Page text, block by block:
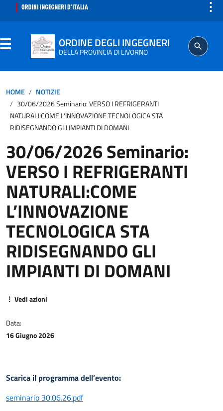
⋮
ORDINE DEGLI INGEGNERI
DELLA PROVINCIA DI LIVORNO
SEGRETERIA
PROFESSIONE
AGGIORNAMENTO PROFESSIONALE
HOME
NOTIZIE
30/06/2026 Seminario: VERSO I REFRIGERANTI
NATURALI:COME L’INNOVAZIONE TECNOLOGICA STA
RIDISEGNANDO GLI IMPIANTI DI DOMANI
30/06/2026 Seminario:
VERSO I REFRIGERANTI
NATURALI:COME
L’INNOVAZIONE
TECNOLOGICA STA
RIDISEGNANDO GLI
IMPIANTI DI DOMANI
⋮ Vedi azioni
Data:
16 Giugno 2026
Scarica il programma dell’evento:
seminario 30.06.26.pdf